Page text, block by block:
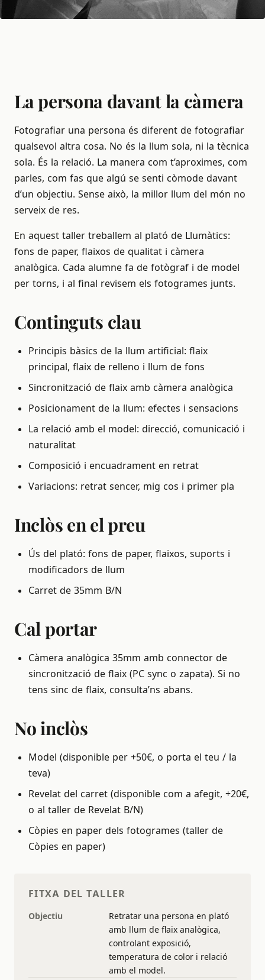
La persona davant la càmera
Fotografiar una persona és diferent de fotografiar
qualsevol altra cosa. No és la llum sola, ni la tècnica
sola. És la relació. La manera com t’aproximes, com
parles, com fas que algú se senti còmode davant
d’un objectiu. Sense això, la millor llum del món no
serveix de res.
En aquest taller treballem al plató de Llumàtics:
fons de paper, flaixos de qualitat i càmera
analògica. Cada alumne fa de fotògraf i de model
per torns, i al final revisem els fotogrames junts.
Continguts clau
Principis bàsics de la llum artificial: flaix
principal, flaix de relleno i llum de fons
Sincronització de flaix amb càmera analògica
Posicionament de la llum: efectes i sensacions
La relació amb el model: direcció, comunicació i
naturalitat
Composició i encuadrament en retrat
Variacions: retrat sencer, mig cos i primer pla
Inclòs en el preu
Ús del plató: fons de paper, flaixos, suports i
modificadors de llum
Carret de 35mm B/N
Cal portar
Càmera analògica 35mm amb connector de
sincronització de flaix (PC sync o zapata). Si no
tens sinc de flaix, consulta’ns abans.
No inclòs
Model (disponible per +50€, o porta el teu / la
teva)
Revelat del carret (disponible com a afegit, +20€,
o al taller de Revelat B/N)
Còpies en paper dels fotogrames (taller de
Còpies en paper)
FITXA DEL TALLER
Objectiu
Retratar una persona en plató
amb llum de flaix analògica,
controlant exposició,
temperatura de color i relació
amb el model.